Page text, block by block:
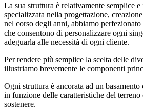
La sua struttura è relativamente semplice
specializzata nella progettazione,
nel corso degli anni, abbiamo
che consentono di personalizzare ogni
adeguarla alle necessità di ogni cliente.
Per rendere più semplice la scelta delle
illustriamo brevemente le componenti
Ogni struttura è ancorata ad un basamento
in funzione delle caratteristiche del terreno
sostenere.